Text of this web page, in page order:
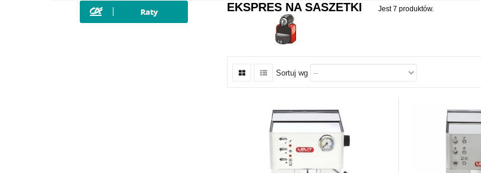
EKSPRES NA SASZETKI Jest 7 produktów.
Sortuj wg